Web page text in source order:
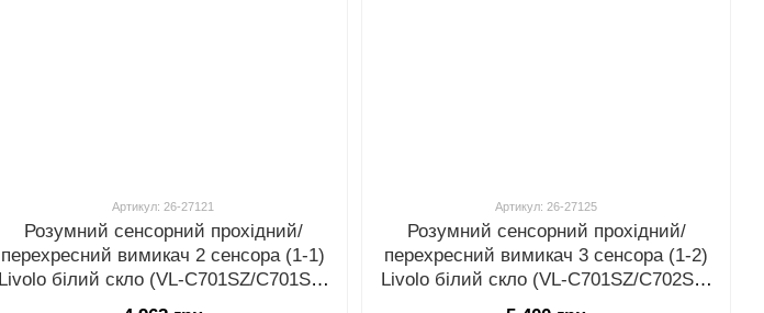
Артикул: 26-27121
Розумний сенсорний прохідний/
перехресний вимикач 2 сенсора (1-1)
Livolo білий скло (VL-C701SZ/C701SZ-
11)
Артикул: 26-27125
Розумний сенсорний прохідний/
перехресний вимикач 3 сенсора (1-2)
Livolo білий скло (VL-C701SZ/C702SZ-
11)